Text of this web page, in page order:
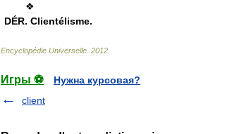
❖
DÉR. Clientélisme.
Encyclopédie Universelle 2012
Игры ⚽
Нужна курсовая?
client